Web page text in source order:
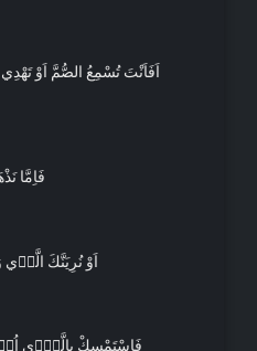
اَفَاَنْتَ تُسْمِعُ الصُّمَّ اَوْ
فَاِمَّا
اَوْ نُرِيَنَّكَ الَّذ۪ي
فَاسْتَمْسِكْ بِالَّذ۪ٓي